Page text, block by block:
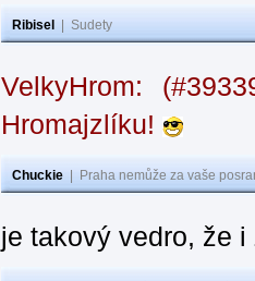
Ribisel Sudety
VelkyHrom:
Hromajzlíku!
Chuckie Praha nemůže za vaše
je takový vedro, že